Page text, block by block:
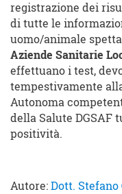
registrazione dei
di tutte le
uomo/animale
Aziende Sanitarie
effettuano i test,
tempestivamente
Autonoma
della Salute DGSAF
positività.
Autore: Dott.